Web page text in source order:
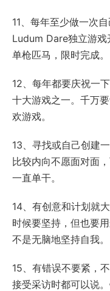
11、每年至少做一次
Ludum Dare独立游戏
单枪匹马，限时完成。
12、每年都要庆祝一
十大游戏之一。千万
欢游戏。
13、寻找或自己创建
比较内向不愿面对面
一直单干。
14、有创意和计划就
时候要坚持，但也要
不是无脑地坚持自我。
15、有错误不要紧，
接受采访时都可以说